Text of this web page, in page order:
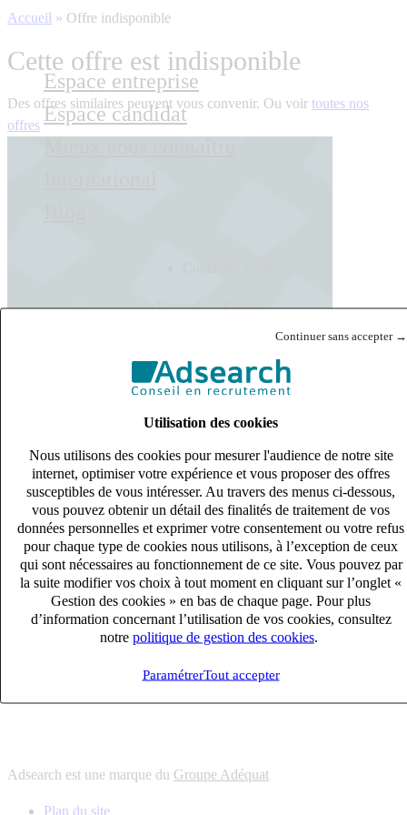
Continuer sans accepter →
Utilisation des cookies
Nous utilisons des cookies pour mesurer l'audience de notre site
internet, optimiser votre expérience et vous proposer des offres
susceptibles de vous intéresser. Au travers des menus ci-dessous,
vous pouvez obtenir un détail des finalités de traitement de vos
données personnelles et exprimer votre consentement ou votre refus
pour chaque type de cookies nous utilisons, à l’exception de ceux
qui sont nécessaires au fonctionnement de ce site. Vous pouvez par
la suite modifier vos choix à tout moment en cliquant sur l’onglet «
Gestion des cookies » en bas de chaque page. Pour plus
d’information concernant l’utilisation de vos cookies, consultez
notre politique de gestion des cookies
ParamétrerTout accepter
Espace entreprise
Espace candidat
Français English
Accueil » Offre indisponible
Cette offre est indisponible
Des offres similaires peuvent vous convenir. Ou voir toutes nos
offres
s'adapter à vos besoin en recrutement
10 univers
connaître votre secteur et ses enjeux
12 bureaux en France
proximité avec nos clients et nos talents
6 solutions
s'adapter à vos besoin en recrutement
10 univers
connaître votre secteur et ses enjeux
proximité avec nos clients et nos talents
Adsearch est une marque du Groupe Adéquat
Plan du site